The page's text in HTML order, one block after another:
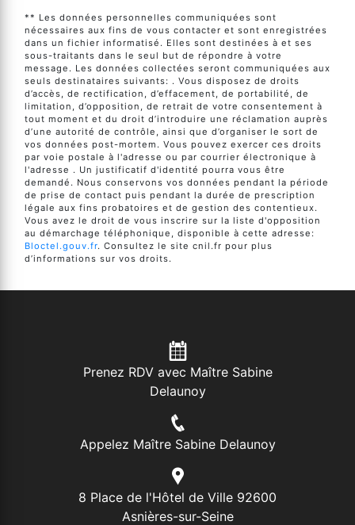
** Les données personnelles communiquées sont
nécessaires aux fins de vous contacter et sont enregistrées
dans un fichier informatisé. Elles sont destinées à et ses
sous-traitants dans le seul but de répondre à votre
message. Les données collectées seront communiquées aux
seuls destinataires suivants: . Vous disposez de droits
d’accès, de rectification, d’effacement, de portabilité, de
limitation, d’opposition, de retrait de votre consentement à
tout moment et du droit d’introduire une réclamation auprès
d’une autorité de contrôle, ainsi que d’organiser le sort de
vos données post-mortem. Vous pouvez exercer ces droits
par voie postale à l'adresse ou par courrier électronique à
l'adresse . Un justificatif d'identité pourra vous être
demandé. Nous conservons vos données pendant la période
de prise de contact puis pendant la durée de prescription
légale aux fins probatoires et de gestion des contentieux.
Vous avez le droit de vous inscrire sur la liste d'opposition
au démarchage téléphonique, disponible à cette adresse:
Bloctel.gouv.fr. Consultez le site cnil.fr pour plus
d’informations sur vos droits.
Prenez RDV avec Maître Sabine
Delaunoy
Appelez Maître Sabine Delaunoy
8 Place de l'Hôtel de Ville 92600
Asnières-sur-Seine